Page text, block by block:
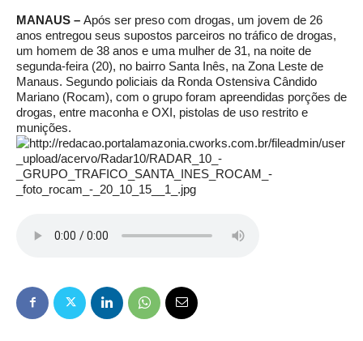
Amazônia
MANAUS – Após ser preso com drogas, um jovem de 26
anos entregou seus supostos parceiros no tráfico de drogas,
um homem de 38 anos e uma mulher de 31, na noite de
segunda-feira (20), no bairro Santa Inês, na Zona Leste de
Manaus. Segundo policiais da Ronda Ostensiva Cândido
Mariano (Rocam), com o grupo foram apreendidas porções de
drogas, entre maconha e OXI, pistolas de uso restrito e
munições.